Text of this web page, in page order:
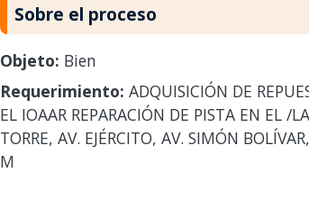
Sobre el proceso
Objeto: Bien
Requerimiento: ADQUISICIÓN DE
EL IOAAR REPARACIÓN DE PISTA EN EL /
TORRE, AV. EJÉRCITO, AV. SIMÓN
M